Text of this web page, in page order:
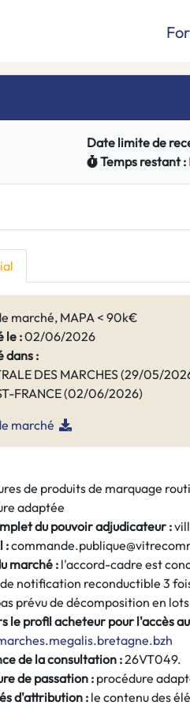
Date limite de
Temps restant :
marché, MAPA < 90k€
le :02/06/2026
dans :
DES MARCHES (29/05/
FRANCE (02/06/2026)
marché
de produits de marquage
adaptée
du pouvoir adjudicateur :
:
marché : l'accord-cadre est
notification reconductible 3
prévu de décomposition en
le profil acheteur pour l'accès
de la consultation :26VT049.
de passation :procédure
d'attribution :le contenu des